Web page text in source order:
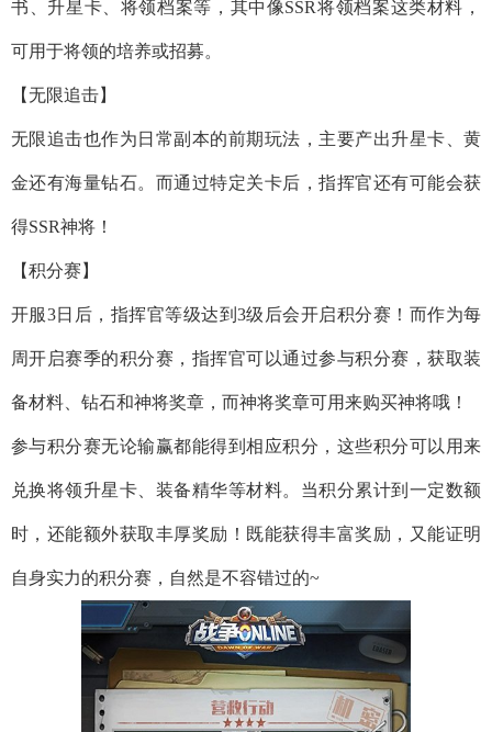
书、升星卡、将领档案等，其中像SSR将领档案这类材料，
可用于将领的培养或招募。
【无限追击】
无限追击也作为日常副本的前期玩法，主要产出升星卡、黄
金还有海量钻石。而通过特定关卡后，指挥官还有可能会获
得SSR神将！
【积分赛】
开服3日后，指挥官等级达到3级后会开启积分赛！而作为每
周开启赛季的积分赛，指挥官可以通过参与积分赛，获取装
备材料、钻石和神将奖章，而神将奖章可用来购买神将哦！
参与积分赛无论输赢都能得到相应积分，这些积分可以用来
兑换将领升星卡、装备精华等材料。当积分累计到一定数额
时，还能额外获取丰厚奖励！既能获得丰富奖励，又能证明
自身实力的积分赛，自然是不容错过的~